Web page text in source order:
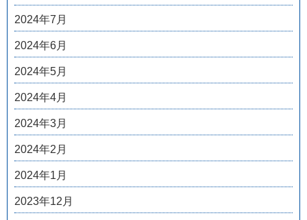
2024年7月
2024年6月
2024年5月
2024年4月
2024年3月
2024年2月
2024年1月
2023年12月